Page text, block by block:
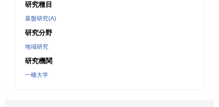
研究種目
基盤研究(A)
研究分野
地域研究
研究機関
一橋大学